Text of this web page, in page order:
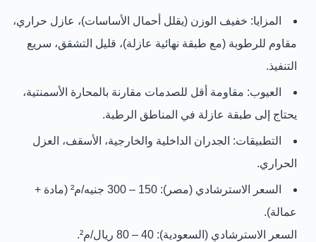
المزايا: خفيف الوزن (يقلل أحمال الأساسات)، عازل حراري،
مقاوم للرطوبة (مع طبقة نهائية عازلة)، قليل التشقق، سريع
التنفيذ.
العيوب: مقاومة أقل للصدمات مقارنة بالمحارة الأسمنتية،
يحتاج إلى طبقة عازلة في المناطق الرطبة.
التطبيقات: الجدران الداخلية والخارجية، الأسقف، العزل
الحراري.
السعر الاسترشادي (مصر): 150 – 300 جنيه/م²
(مادة +
عمالة).
السعر الاسترشادي (السعودية): 40 – 80 ريال/م² .